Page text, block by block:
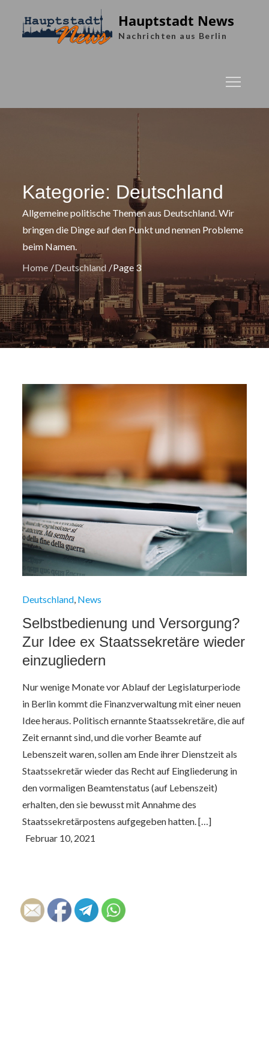
content
Hauptstadt News
Nachrichten aus Berlin
Kategorie: Deutschland
Allgemeine politische Themen aus Deutschland. Wir
bringen die Dinge auf den Punkt und nennen Probleme
beim Namen.
Home
Deutschland Page 3
Deutschland News
Selbstbedienung und Versorgung?
Zur Idee ex Staatssekretäre wieder
einzugliedern
Nur wenige Monate vor Ablauf der Legislaturperiode
in Berlin kommt die Finanzverwaltung mit einer neuen
Idee heraus. Politisch ernannte Staatssekretäre, die auf
Zeit ernannt sind, und die vorher Beamte auf
Lebenszeit waren, sollen am Ende ihrer Dienstzeit als
Staatssekretär wieder das Recht auf Eingliederung in
den vormaligen Beamtenstatus (auf Lebenszeit)
erhalten, den sie bewusst mit Annahme des
Staatssekretärpostens aufgegeben hatten. […]